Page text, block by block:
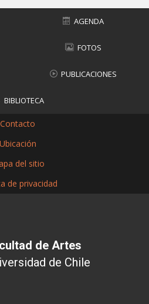
AGENDA
FOTOS
PUBLICACIONES
BIBLIOTECA
Contacto
Ubicación
del sitio
de privacidad
de Artes
de Chile